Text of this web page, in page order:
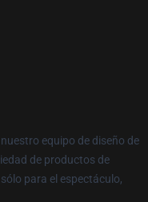
equipo de diseño de
de productos de
para el espectáculo,